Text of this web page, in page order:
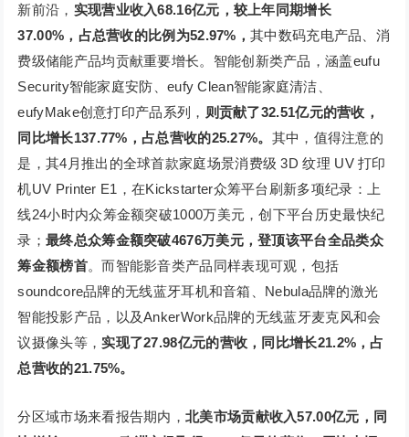
新前沿， 实现营业收入68.16亿元，较上年同期增长
37.00%，占总营收的比例为52.97%，其中数码充电产品、消
费级储能产品均贡献重要增长。智能创新类产品，涵盖eufu
Security智能家庭安防、eufy Clean智能家庭清洁、
eufyMake创意打印产品系列， 则贡献了32.51亿元的营收，
同比增长137.77%，占总营收的25.27%。 其中，值得注意的
是，其4月推出的全球首款家庭场景消费级 3D 纹理 UV 打印
机UV Printer E1，在Kickstarter众筹平台刷新多项纪录：上
线24小时内众筹金额突破1000万美元，创下平台历史最快纪
录；最终总众筹金额突破4676万美元，登顶该平台全品类众
筹金额榜首。而智能影音类产品同样表现可观，包括
soundcore品牌的无线蓝牙耳机和音箱、Nebula品牌的激光
智能投影产品，以及AnkerWork品牌的无线蓝牙麦克风和会
议摄像头等，实现了27.98亿元的营收，同比增长21.2%，占
总营收的21.75%。
分区域市场来看报告期内，北美市场贡献收入57.00亿元，同